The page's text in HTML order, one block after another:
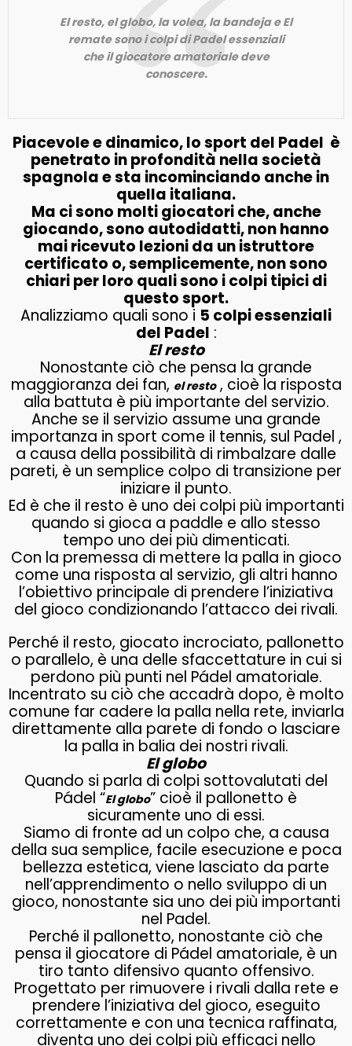
El resto, el globo, la volea, la bandeja e El
remate sono i colpi di Padel essenziali
che il giocatore amatoriale deve
conoscere.
Piacevole e dinamico, lo sport del Padel è
penetrato in profondità nella società
spagnola e sta incominciando anche in
quella italiana.
Ma ci sono molti giocatori che, anche
giocando, sono autodidatti, non hanno
mai ricevuto lezioni da un istruttore
certificato o, semplicemente, non sono
chiari per loro quali sono i colpi tipici di
questo sport.
Analizziamo quali sono i 5 colpi essenziali
del Padel :
El resto
Nonostante ciò che pensa la grande
maggioranza dei fan, el resto, cioè la risposta
alla battuta è più importante del servizio.
Anche se il servizio assume una grande
importanza in sport come il tennis, sul Padel ,
a causa della possibilità di rimbalzare dalle
pareti, è un semplice colpo di transizione per
iniziare il punto.
Ed è che il resto è uno dei colpi più importanti
quando si gioca a paddle e allo stesso
tempo uno dei più dimenticati.
Con la premessa di mettere la palla in gioco
come una risposta al servizio, gli altri hanno
l’obiettivo principale di prendere l’iniziativa
del gioco condizionando l’attacco dei rivali.
Perché il resto, giocato incrociato, pallonetto
o parallelo, è una delle sfaccettature in cui si
perdono più punti nel Pádel amatoriale.
Incentrato su ciò che accadrà dopo, è molto
comune far cadere la palla nella rete, inviarla
direttamente alla parete di fondo o lasciare
la palla in balia dei nostri rivali.
El globo
Quando si parla di colpi sottovalutati del
Pádel “El globo” cioè il pallonetto è
sicuramente uno di essi.
Siamo di fronte ad un colpo che, a causa
della sua semplice, facile esecuzione e poca
bellezza estetica, viene lasciato da parte
nell’apprendimento o nello sviluppo di un
gioco, nonostante sia uno dei più importanti
nel Padel.
Perché il pallonetto, nonostante ciò che
pensa il giocatore di Pádel amatoriale, è un
tiro tanto difensivo quanto offensivo.
Progettato per rimuovere i rivali dalla rete e
prendere l’iniziativa del gioco, eseguito
correttamente e con una tecnica raffinata,
diventa uno dei colpi più efficaci nello